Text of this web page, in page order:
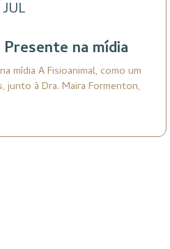
JUL
na mídia
mídia A Fisioanimal, como um
à Dra. Maira Formenton,